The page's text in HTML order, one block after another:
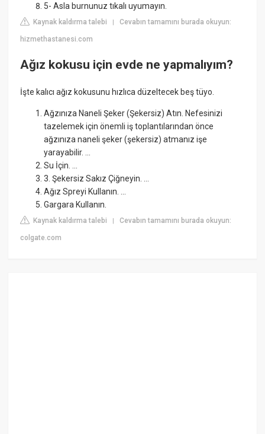
5- Asla burnunuz tıkalı uyumayın.
Kaynak kaldırma talebi |Cevabın tamamını burada okuyun:
hizmethastanesi.com
Ağız kokusu için evde ne yapmalıyım?
İşte kalıcı ağız kokusunu hızlıca düzeltecek beş tüyo.
Ağzınıza Naneli Şeker (Şekersiz) Atın. Nefesinizi
tazelemek için önemli iş toplantılarından önce
ağzınıza naneli şeker (şekersiz) atmanız işe
yarayabilir. ...
Su İçin. ...
3. Şekersiz Sakız Çiğneyin. ...
Ağız Spreyi Kullanın. ...
Gargara Kullanın.
Kaynak kaldırma talebi |Cevabın tamamını burada okuyun:
colgate.com